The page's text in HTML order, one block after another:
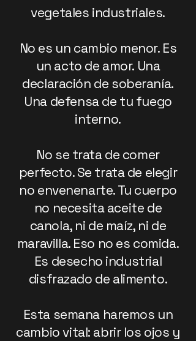
vegetales industriales.
No es un cambio menor. Es
un acto de amor. Una
declaración de soberanía.
Una defensa de tu fuego
interno.
No se trata de comer
perfecto. Se trata de elegir
no envenenarte. Tu cuerpo
no necesita aceite de
canola, ni de maíz, ni de
maravilla. Eso no es comida.
Es desecho industrial
disfrazado de alimento.
Esta semana haremos un
cambio vital: abrir los ojos y